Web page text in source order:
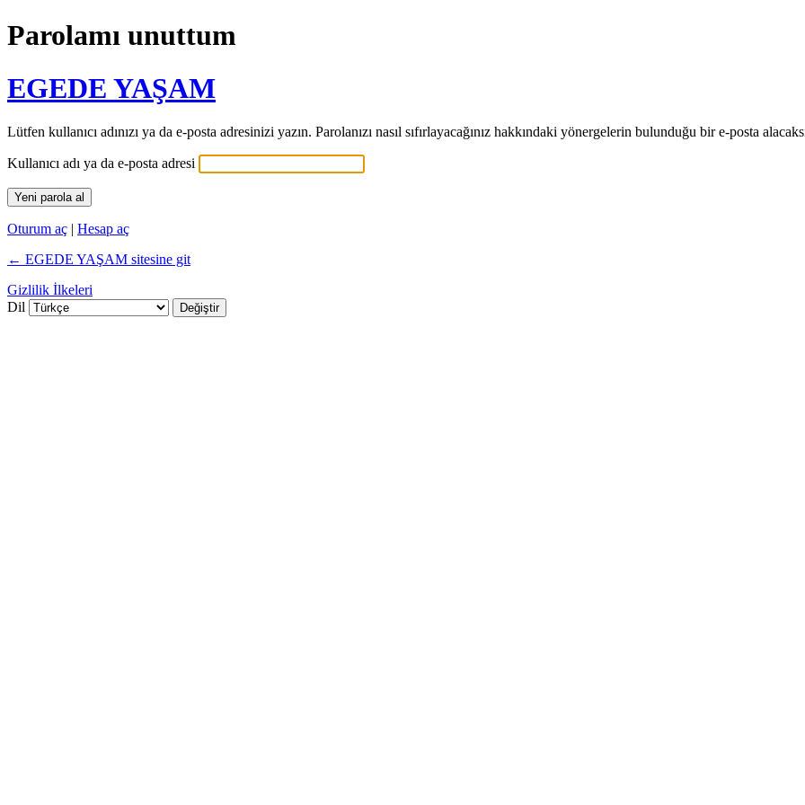
Parolamı unuttum
EGEDE YAŞAM
Lütfen kullanıcı adınızı ya da e-posta adresinizi yazın. Parolanızı nasıl sıfırlayacağınız hakkındaki yönergelerin bulunduğu bir e-posta
Kullanıcı adı ya da e-posta adresi
Oturum aç | Hesap aç
← EGEDE YAŞAM sitesine git
Gizlilik İlkeleri
Dil